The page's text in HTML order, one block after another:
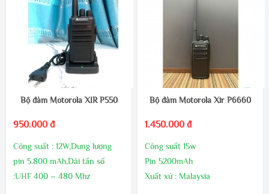
- Công suất phát: 10W (UHF).
- Pin: 5800mAh - 7.4V mang
lại thời gian đàm thoại dài.
- Đèn báo trạng thái tín hiệu
và Pin sạc.
Bộ đàm Motorola XIR P550
950.000 đ
Công suất : 12W,Dung lượng
pin 5.800 mAh,Dải tần số
:UHF 400 – 480 Mhz
Bộ đàm Motorola Xir P6660
1.450.000 đ
Công suất 15w
Pin 5200mAh
Xuất xứ : Malaysia